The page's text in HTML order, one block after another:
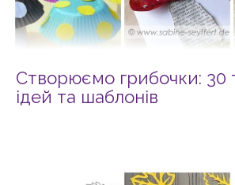
Створюємо грибочки: 30
ідей та шаблонів